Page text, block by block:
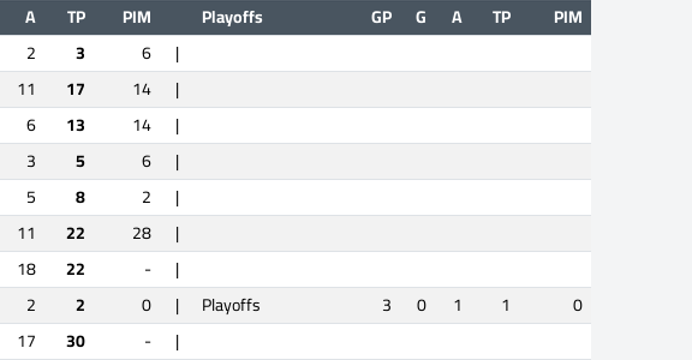
A TP PIM Playoffs GP G A TP
PIM
2 3 6
|
11 17 14
|
6 13 14
|
3 5 6
|
5 8 2
|
11 22 28
|
18 22 -
|
2 2 0 | Playoffs 3 0 1 1
0
17 30 -
|